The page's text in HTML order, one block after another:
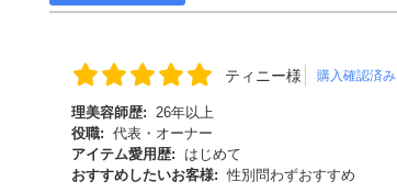
ティニー様 購入確認済み
理美容師歴:
26年以上
役職: 代表・オーナー
アイテム愛用歴:
はじめて
おすすめしたいお客様: 性別問わずおすすめ